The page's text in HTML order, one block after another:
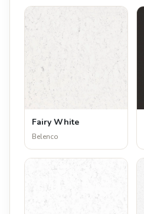
Fairy White
Belenco